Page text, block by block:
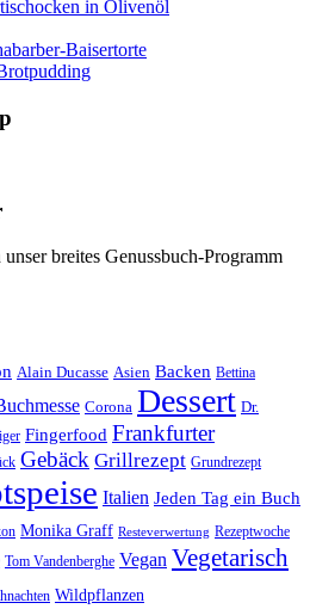
in Olivenöl
Baisertorte
breites Genussbuch-Programm
Alain Ducasse Asien Backen Bettina
Corona Dessert Dr.
Fingerfood Frankfurter
Gebäck Grillrezept Grundrezept
Italien Jeden Tag ein Buch
Monika Graff Resteverwertung Rezeptwoche
Tom Vandenberghe Vegan Vegetarisch
Wildpflanzen